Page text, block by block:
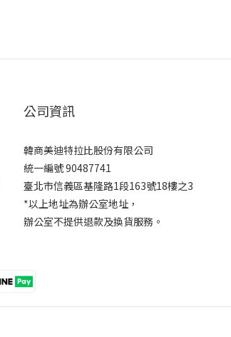
公司資訊
韓商美迪特拉比股份有限公司
統一編號 90487741
臺北市信義區基隆路1段163號18樓之3
*以上地址為辦公室地址，
辦公室不提供退款及換貨服務。